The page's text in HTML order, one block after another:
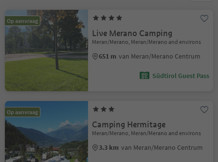
Op aanvraag
Live Merano Camping
Meran/Merano, Meran/Merano and environs
651 m van Meran/Merano Centrum
Südtirol Guest Pass
Op aanvraag
Camping Hermitage
Meran/Merano, Meran/Merano and environs
3.3 km van Meran/Merano Centrum